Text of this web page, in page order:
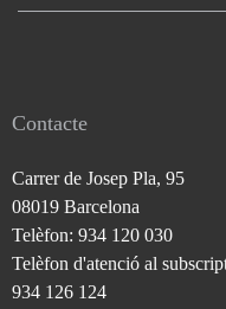
Contacte
Carrer de Josep Pla, 95
08019 Barcelona
Telèfon: 934 120 030
Telèfon d'atenció al
934 126 124